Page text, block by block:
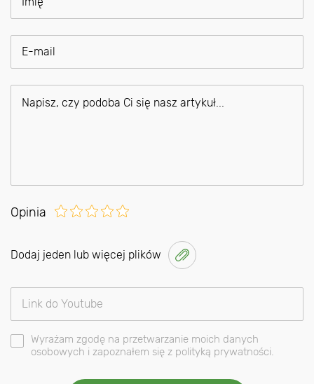
Opinia
Dodaj jeden lub więcej plików
Wyrażam zgodę na przetwarzanie moich danych
osobowych i zapoznałem się z polityką prywatności.